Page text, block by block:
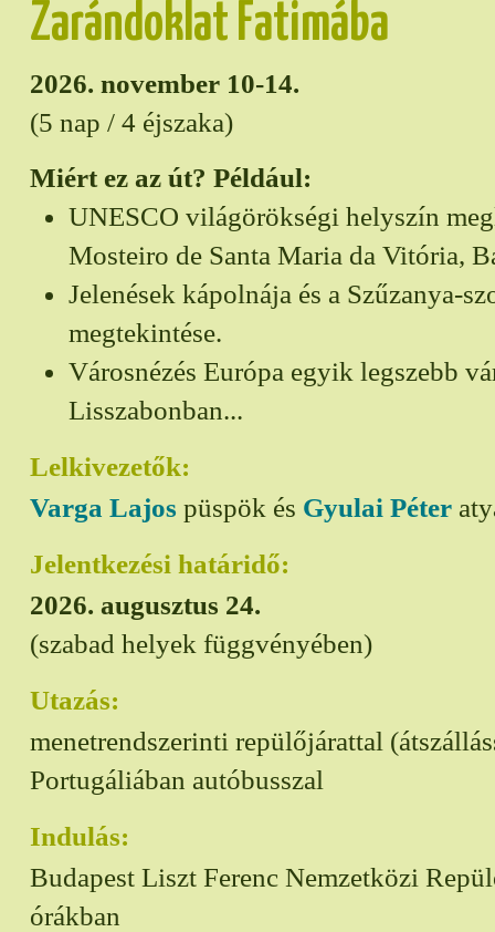
Zarándoklat Fatimába
2026. november 10-14.
(5 nap / 4 éjszaka)
Miért ez az út? Például:
UNESCO világörökségi helyszín
Mosteiro de Santa Maria da Vitória,
Jelenések kápolnája és a Szűzanya-
megtekintése.
Városnézés Európa egyik legszebb
Lisszabonban...
Lelkivezetők:
Varga Lajos püspök és Gyulai Péter
Jelentkezési határidő:
2026. augusztus 24.
(szabad helyek függvényében)
Utazás:
menetrendszerinti repülőjárattal
Portugáliában autóbusszal
Indulás:
Budapest Liszt Ferenc Nemzetközi
órákban